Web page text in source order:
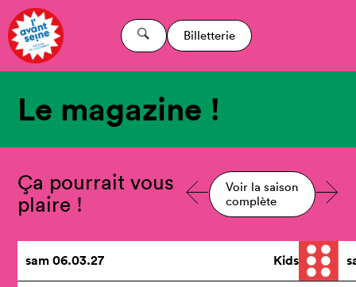
Billetterie
Le magazine !
Ça pourrait vous
plaire !
Voir la saison
complète
sam06.03.27 Kids